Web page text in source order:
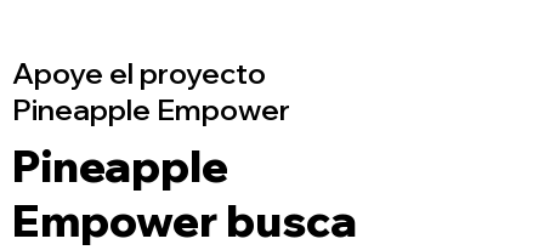
Apoye el proyecto
Pineapple Empower
Pineapple
Empower busca